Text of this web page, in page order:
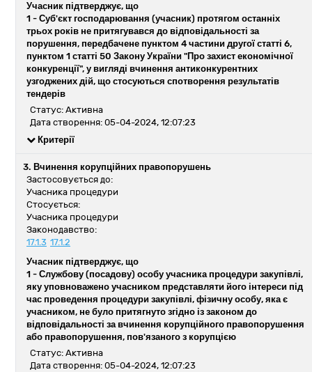
Учасник підтверджує, що
1 - Суб'єкт господарювання (учасник) протягом останніх
трьох років не притягувався до відповідальності за
порушення, передбачене пунктом 4 частини другої статті 6,
пунктом 1 статті 50 Закону України "Про захист економічної
конкуренції", у вигляді вчинення антиконкурентних
узгоджених дій, що стосуються спотворення результатів
тендерів
Статус: Активна
Дата створення: 05-04-2024, 12:07:23
Критерії
3. Вчинення корупційних правопорушень
Застосовується до:
Учасника процедури
Стосується:
Учасника процедури
Законодавство:
17.1.3 17.1.2
Учасник підтверджує, що
1 - Службову (посадову) особу учасника процедури закупівлі,
яку уповноважено учасником представляти його інтереси під
час проведення процедури закупівлі, фізичну особу, яка є
учасником, не було притягнуто згідно із законом до
відповідальності за вчинення корупційного правопорушення
або правопорушення, пов'язаного з корупцією
Статус: Активна
Дата створення: 05-04-2024, 12:07:23